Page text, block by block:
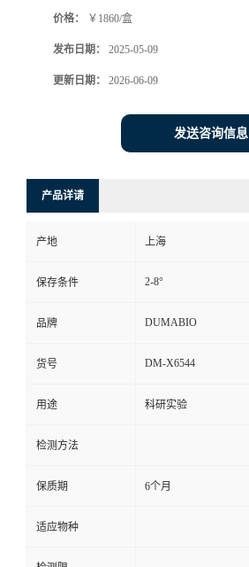
方
言
价格： ￥1860/盒
发布日期： 2025-05-09
更新日期： 2026-06-09
发送咨询信息
产品详请
产地 上海
保存条件 2-8°
品牌 DUMABIO
货号 DM-X6544
用途 科研实验
检测方法
保质期 6个月
适应物种